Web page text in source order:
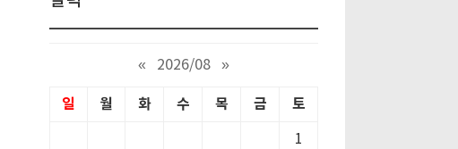
« 2026/08 »
일 월 화 수 목 금 토
1